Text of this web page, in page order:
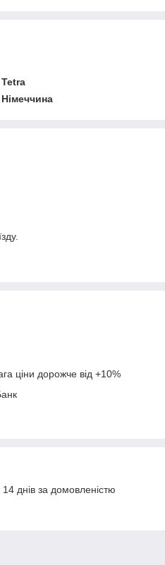
Tetra
Німеччина
ціни дорожче від +10%
днів за домовленістю